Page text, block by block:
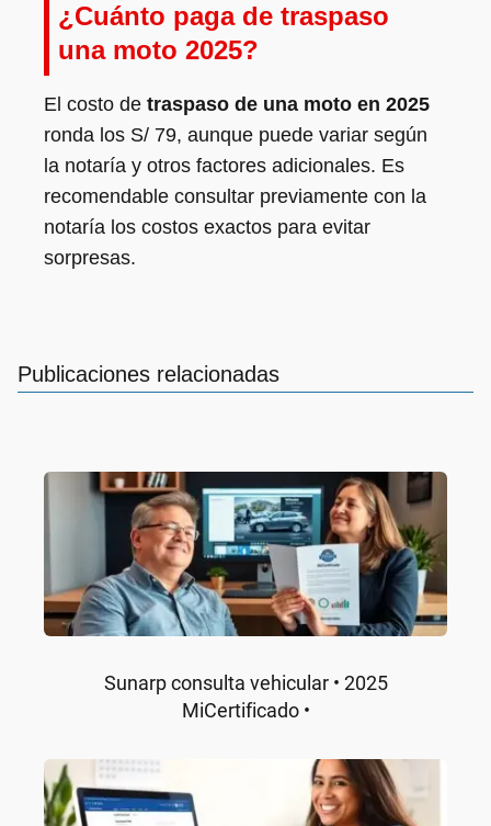
¿Cuánto paga de traspaso
una moto 2025?
El costo de traspaso de una moto en 2025
ronda los S/ 79, aunque puede variar según
la notaría y otros factores adicionales. Es
recomendable consultar previamente con la
notaría los costos exactos para evitar
sorpresas.
Publicaciones relacionadas
Sunarp consulta vehicular • 2025
MiCertificado •